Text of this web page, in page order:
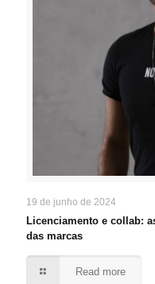
19 de junho de 2024
Licenciamento e collab:
das marcas
Read more